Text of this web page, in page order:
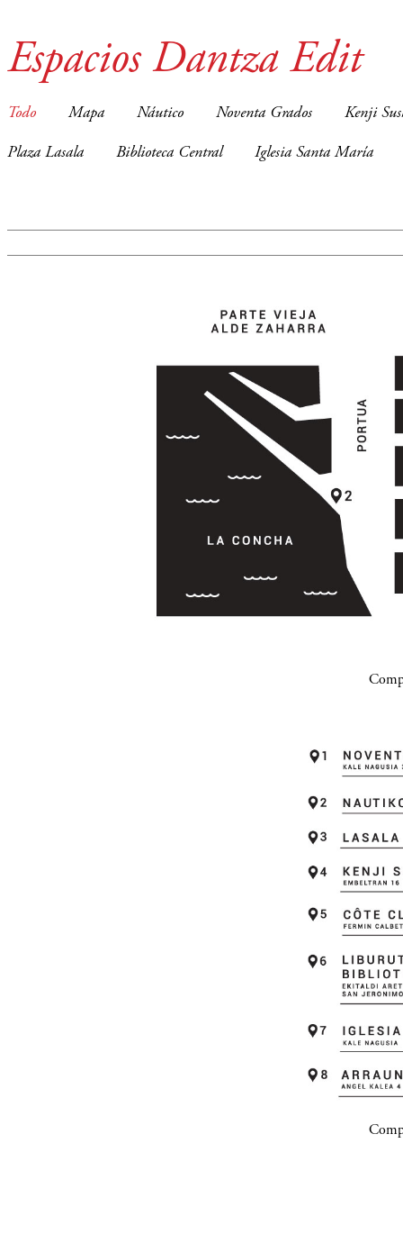
Espacios Dantza Edit
Todo Mapa Náutico Noventa Grados Kenji
Plaza Lasala Biblioteca Central Iglesia Santa María